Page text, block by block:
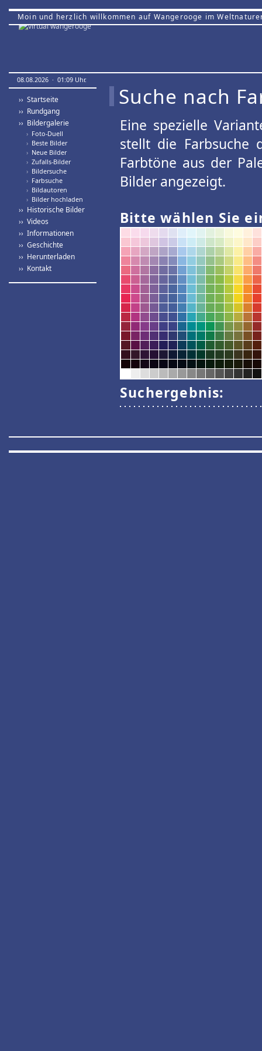
Moin und herzlich willkommen auf Wangerooge im
08.08.2026 · 01:09 Uhr.
›› Startseite
›› Rundgang
›› Bildergalerie
› Foto-Duell
› Beste Bilder
› Neue Bilder
› Zufalls-Bilder
› Bildersuche
› Farbsuche
› Bildautoren
› Bilder hochladen
›› Historische Bilder
›› Videos
›› Informationen
›› Geschichte
›› Herunterladen
›› Kontakt
Suche nach
Eine spezielle
stellt die Farbsuche
Farbtöne aus der
Bilder angezeigt.
Bitte wählen Sie
Suchergebnis: